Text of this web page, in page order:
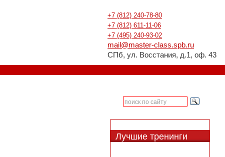
+7 (812) 240-78-80
+7 (812) 611-11-06
+7 (495) 240-93-02
mail@master-class.spb.ru
СПб, ул. Восстания, д.1, оф. 43
Лучшие тренинги